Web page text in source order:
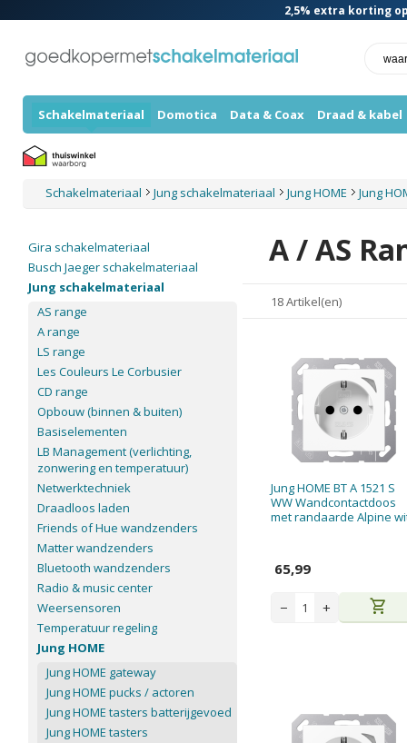
2,5% extra korting
Schakelmateriaal Domotica Data & Coax Draad & kabel
Schakelmateriaal Jung schakelmateriaal Jung HOME Jung
A / AS
18 Artikel(en)
Jung HOME BT A 1521 S
WW Wandcontactdoos
met randaarde Alpine
65,99
− + shopping_cart
Gira schakelmateriaal
Busch Jaeger schakelmateriaal
Jung schakelmateriaal
AS range
A range
LS range
Les Couleurs Le Corbusier
CD range
Opbouw (binnen & buiten)
Basiselementen
LB Management (verlichting,
zonwering en temperatuur)
Netwerktechniek
Draadloos laden
Friends of Hue wandzenders
Matter wandzenders
Bluetooth wandzenders
Radio & music center
Weersensoren
Temperatuur regeling
Jung HOME
Jung HOME gateway
Jung HOME pucks / actoren
Jung HOME tasters batterijgevoed
Jung HOME tasters